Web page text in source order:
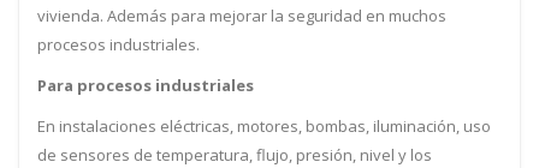
vivienda. Además para mejorar la seguridad en muchos
procesos industriales.
Para procesos industriales
En instalaciones eléctricas, motores, bombas, iluminación, uso
de sensores de temperatura, flujo, presión, nivel y los